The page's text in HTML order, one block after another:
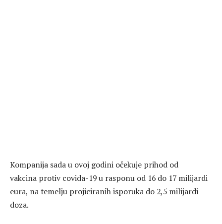
Kompanija sada u ovoj godini očekuje prihod od
vakcina protiv covida-19 u rasponu od 16 do 17 milijardi
eura, na temelju projiciranih isporuka do 2,5 milijardi
doza.